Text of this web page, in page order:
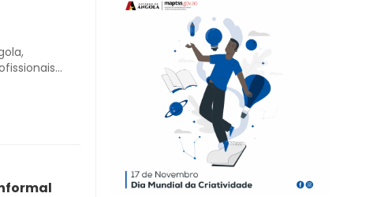
do Banco